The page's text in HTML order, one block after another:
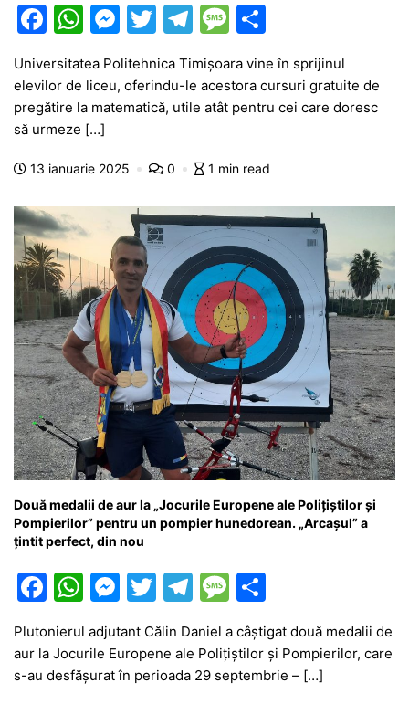
F
c
e
b
o
k
W
at
s
A
p
M
e
s
s
n
er
T
w
itt
er
T
el
e
gr
m
M
s
s
g
ar
ta
je
z
Universitatea Politehnica Timișoara vine în sprijinul
elevilor de liceu, oferindu-le acestora cursuri gratuite de
pregătire la matematică, utile atât pentru cei care doresc
să urmeze […]
13 ianuarie 2025 0 1 min read
Două medalii de aur la „Jocurile Europene ale Polițiștilor și
Pompierilor” pentru un pompier hunedorean. „Arcașul” a
țintit perfect, din nou
F
a
c
e
W
at
s
M
s
s
T
w
itt
er
T
el
e
gr
M
s
s
ta
je
Plutonierul adjutant Călin Daniel a câștigat două medalii de
aur la Jocurile Europene ale Polițiștilor și Pompierilor, care
s-au desfășurat în perioada 29 septembrie – […]